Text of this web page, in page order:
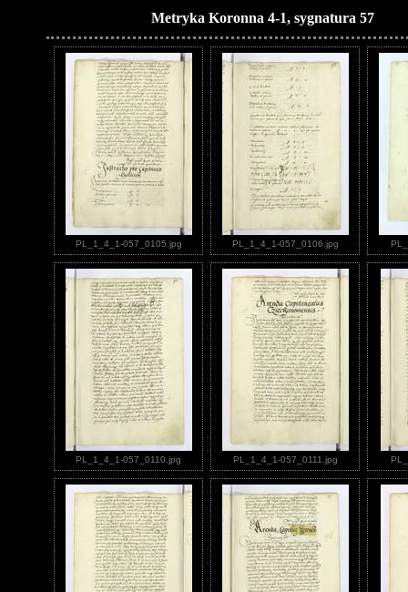
Metryka Koronna 4-1, sygnatura 57
PL_1_4_1-057_0105.jpg PL_1_4_1-057_0106.jpg
PL_1_4_1-057_0110.jpg PL_1_4_1-057_0111.jpg